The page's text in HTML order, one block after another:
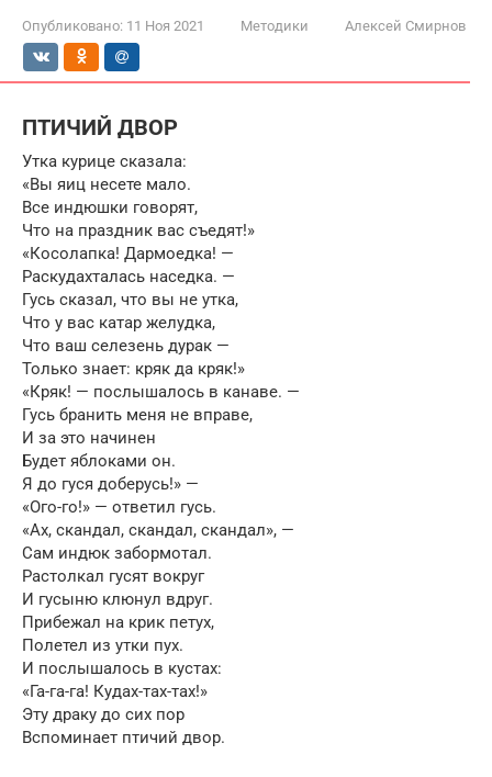
Опубликовано: 11 Ноя 2021 Методики Алексей Смирнов
ПТИЧИЙ ДВОР
Утка курице сказала:
«Вы яиц несете мало.
Все индюшки говорят,
Что на праздник вас съедят!»
«Косолапка! Дармоедка! —
Раскудахталась наседка. —
Гусь сказал, что вы не утка,
Что у вас катар желудка,
Что ваш селезень дурак —
Только знает: кряк да кряк!»
«Кряк! — послышалось в канаве. —
Гусь бранить меня не вправе,
И за это начинен
Будет яблоками он.
Я до гуся доберусь!» —
«Ого-го!» — ответил гусь.
«Ах, скандал, скандал, скандал», —
Сам индюк забормотал.
Растолкал гусят вокруг
И гусыню клюнул вдруг.
Прибежал на крик петух,
Полетел из утки пух.
И послышалось в кустах:
«Га-га-га! Кудах-тах-тах!»
Эту драку до сих пор
Вспоминает птичий двор.